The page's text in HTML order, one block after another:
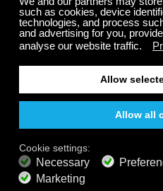
op je
Luister
800+ muziekkanalen
Geluidslandschap-mixer
LUISTER